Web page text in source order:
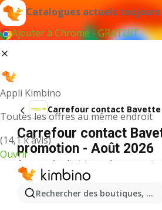
Catalogues actuels
Ajouter à Chrome - GRATUIT
Appli Kimbino
Toutes les offres au même endroit
(14,1 k avis)
Ouvrir
Rechercher des boutiques,
Carrefour contact Bavette
Carrefour contact
promotion - Août 2026
Aucun résultat trouvé pour ce
D’autres produits dans
Carrefour contact